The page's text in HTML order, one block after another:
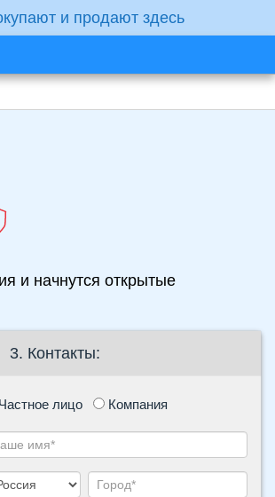
и продают здесь
и начнутся открытые
3. Контакты:
Частное лицо Компания